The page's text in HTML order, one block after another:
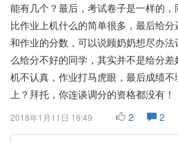
能有几个？最后，考试卷子是一样的，
比作业上机什么的简单很多，最后给
和作业的分数，可以说顾奶奶想尽办
么给分不好的同学，其实并不是给分
机不认真，作业打马虎眼，最后成绩
上？拜托，你连谈调分的资格都没有！
2018年1月11日 16:49 2 2